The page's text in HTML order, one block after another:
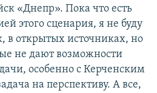
«Днепр». Пока что есть
этого сценария, я не буду
в открытых источниках, но
не дают возможности
особенно с Керченским
на перспективу. А все,